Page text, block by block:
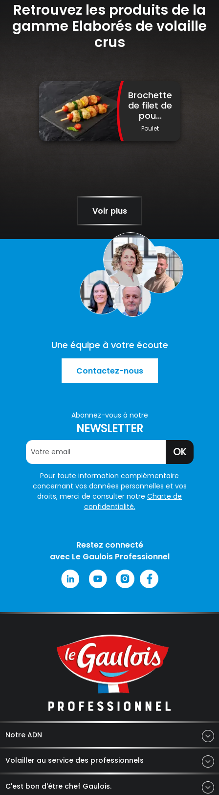
Retrouvez les produits de la
gamme Elaborés de volaille
crus
Brochette
de filet de
pou...
Poulet
Voir plus
Une équipe à votre écoute
Contactez-nous
Abonnez-vous à notre
NEWSLETTER
OK
Pour toute information complémentaire
concernant vos données personnelles et vos
droits, merci de consulter notre Charte de
confidentialité.
Restez connecté
avec Le Gaulois Professionnel
Notre ADN
Volailler au service des professionnels
C'est bon d'être chef Gaulois.